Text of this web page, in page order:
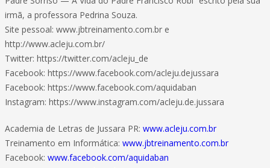
irmã, a professora Pedrina Souza.
Site pessoal: www.jbtreinamento.com.br e
http://www.acleju.com.br/
Twitter: https://twitter.com/acleju_de
Facebook: https://www.facebook.com/acleju.dejussara
Facebook: https://www.facebook.com/aquidaban
Instagram: https://www.instagram.com/acleju.de.jussara
Academia de Letras de Jussara PR: www.acleju.com.br
Treinamento em Informática: www.jbtreinamento.com.br
Facebook: www.facebook.com/aquidaban